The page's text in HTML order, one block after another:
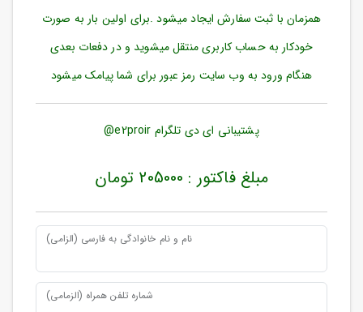
مندی
ها
همزمان با ثبت سفارش ایجاد میشود .برای اولین بار به صورت
خودکار به حساب کاربری منتقل میشوید و در دفعات بعدی
هنگام ورود به وب سایت رمز عبور برای شما پیامک میشود
پشتیبانی ای دی تلگرام e2proir@
مبلغ فاکتور : 205000 تومان
نام و نام خانوادگی به فارسی (الزامی)
شماره تلفن همراه (الزمامی)